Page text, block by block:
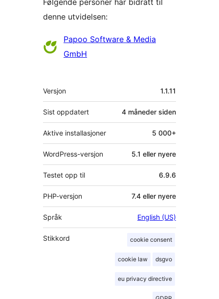
denne utvidelsen:
Bidragsytere
Papoo Software & Media
GmbH
Meta
Versjon 1.1.11
Sist oppdatert 4 måneder siden
Aktive installasjoner 5 000+
WordPress-versjon 5.1 eller nyere
Testet opp til 6.9.6
PHP-versjon 7.4 eller nyere
Språk English (US)
Stikkord cookie consent
cookie law dsgvo
eu privacy directive